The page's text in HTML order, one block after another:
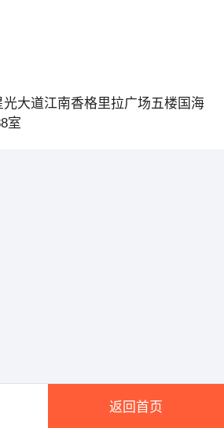
光大道江南香格里拉广场五楼国海
室
返回首页